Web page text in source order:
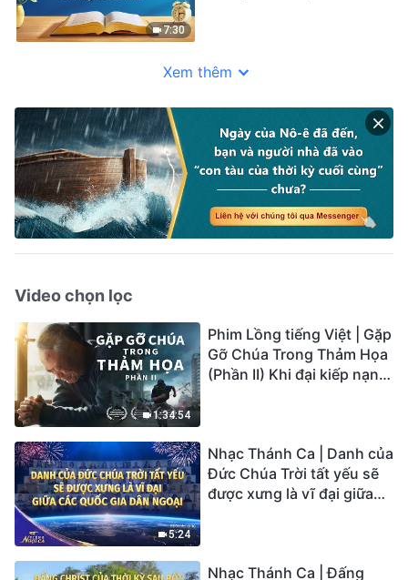
7:30
Xem thêm
Video chọn lọc
1:34:54
Phim Lồng tiếng Việt | Gặp
Gỡ Chúa Trong Thảm Họa
(Phần II) Khi đại kiếp nạn
5:24
Nhạc Thánh Ca | Danh của
Đức Chúa Trời tất yếu sẽ
được xưng là vĩ đại giữa
Nhạc Thánh Ca | Đấng